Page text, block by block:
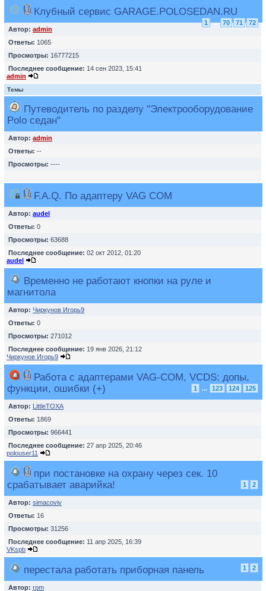
Клубный сервис GARAGE.POLOSEDAN.RU
1 ... 70 71
72
Автор: admin
Ответы: 1065
Просмотры: 16777215
Последнее сообщение: 14 сен 2023, 15:41
admin
Темы
Путеводитель по разделу "Электрооборудование
Polo седан"
Автор: admin
Ответы: --
Просмотры: ----
F.A.Q. По адаптеру VAG COM
Автор: audel
Ответы: 0
Просмотры: 63688
Последнее сообщение: 02 окт 2012, 01:20
audel
Временно не работают кнопки на руле и
магнитола
Автор: Чиркунов Игорь9
Ответы: 0
Просмотры: 271012
Последнее сообщение: 19 янв 2026, 21:12
Чиркунов Игорь9
Работа с адаптерами VAG-COM, VCDS: допы,
функции, ошибки (+)
1 ... 123 124 125
Автор: LittleTOXA
Ответы: 1869
Просмотры: 966441
Последнее сообщение: 27 апр 2025, 20:46
polouser11
при постановке на охрану через сек. 10
срабатывает аварийка!
1 2
Автор: simacoviv
Ответы: 16
Просмотры: 31256
Последнее сообщение: 11 апр 2025, 16:39
VKspb
перестала работать приборная панель 1 2
Автор: rpm